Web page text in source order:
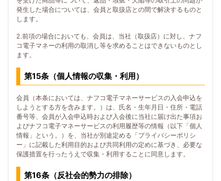
発生した場合については、会員と取扱店との間で解決するものと
します。
2.前項の場合においても、会員は、当社（取扱店）に対し、ナフ
コ電子マネーの利用の取消し等を求めることはできないものとし
ます。
第15条（個人情報の収集・利用）
会員（本条においては、ナフコ電子マネーサービスの入会申込を
しようとする方を含みます。）は、氏名・生年月日・住所・電話
番号等、会員が入会申込時および入会後に当社に届け出た事項お
よびナフコ電子マネーサービスの利用履歴等の情報（以下「個人
情報」という。）を、当社が別途定める「プライバシーポリシ
ー」に記載した利用目的および共同利用の定めに基づき、必要な
保護措置を行ったうえで収集・利用することに同意します。
第16条（反社会的勢力の排除）